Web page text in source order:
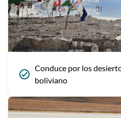
Conduce por los
boliviano